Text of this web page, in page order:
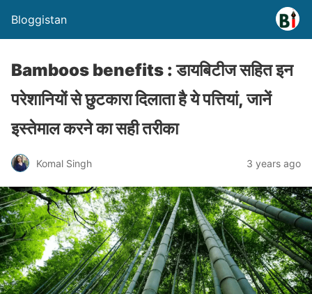
Bloggistan
Bamboos benefits : डायबिटीज सहित इन
परेशानियों से छुटकारा दिलाता है ये पत्तियां, जानें
इस्तेमाल करने का सही तरीका
Komal Singh 3 years ago